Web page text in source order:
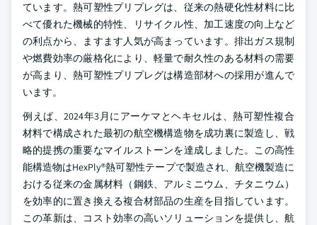
ています。熱可塑性プリプレグは、従来の熱硬化性材料に比
べて優れた機械的特性、リサイクル性、加工速度の向上など
の利点から、ますます人気が高まっています。排出ガス規制
や燃費効率の厳格化により、軽量で耐久性のある材料の需要
が高まり、熱可塑性プリプレグは構造部材への採用が進んで
います。
例えば、2024年3月にアーケマとヘキセルは、熱可塑性複合
材料で構成された最初の航空機構造物を成功裏に製造し、戦
略的提携の重要なマイルストーンを達成しました。この高性
能構造物はHexPly®熱可塑性テープで製造され、航空機製造に
おける従来の金属材料（鋼鉄、アルミニウム、チタニウム）
を効率的に置き換える複合材部品の生産を目指しています。
この革新は、コスト効率の高いソリューションを提供し、航